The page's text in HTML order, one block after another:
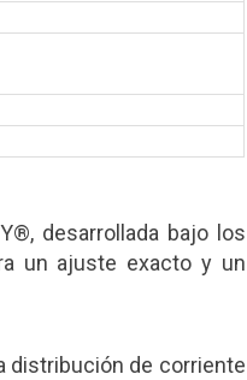
desarrollada bajo los
un ajuste exacto y un
distribución de corriente